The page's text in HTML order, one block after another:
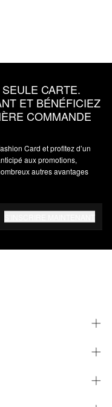
CARTE.
ET BÉNÉFICIEZ
COMMANDE
Card et profitez d’un
aux promotions,
autres avantages